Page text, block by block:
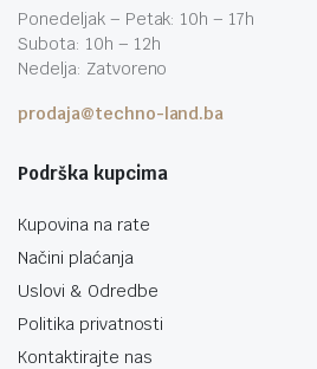
Ponedeljak – Petak: 10h – 17h
Subota: 10h – 12h
Nedelja: Zatvoreno
prodaja@techno-land.ba
Podrška kupcima
Kupovina na rate
Načini plaćanja
Uslovi & Odredbe
Politika privatnosti
Kontaktirajte nas